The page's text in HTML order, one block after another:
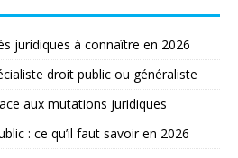
juridiques à connaître en 2026
droit public ou généraliste
aux mutations juridiques
: ce qu’il faut savoir en 2026